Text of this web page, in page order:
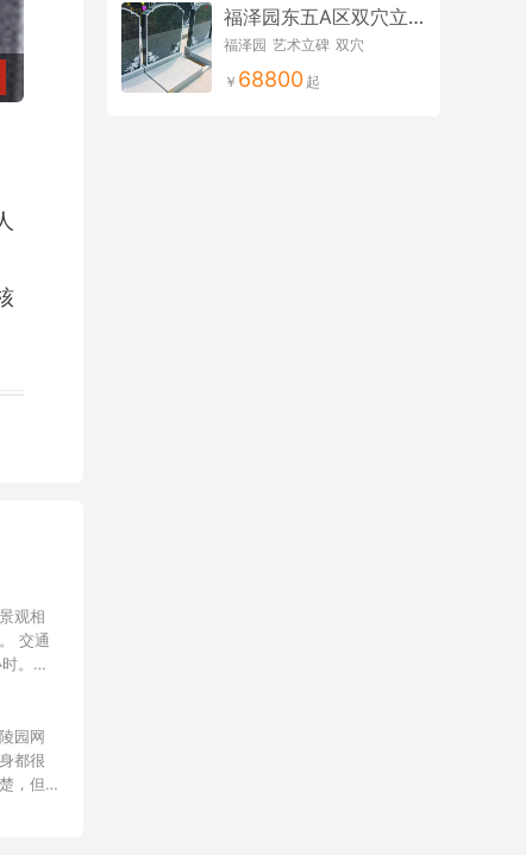
观相
交通
。不
出，
民，
圈可
园网
都很
，但
福泽园东五A区双穴立碑
福泽园 艺术立碑 双穴
68800